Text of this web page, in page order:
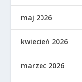
maj 2026
kwiecień 2026
marzec 2026